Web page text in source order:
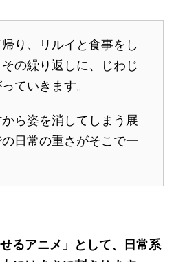
り、リルイと食事をし
の繰り返しに、じわじ
ていきます。
ら姿を消してしまう展
日常の重さがそこで一
るアニメ」として、日常系